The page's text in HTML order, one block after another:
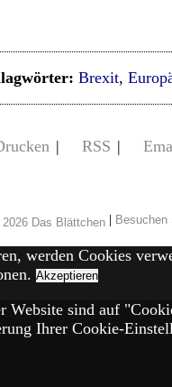
Brexit,
| RSS |
|
werden Cookies
Akzeptieren
sind auf
Ihrer Cookie-